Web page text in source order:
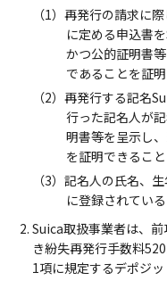
（1）再発行の請求に
に定める申込書
かつ公的証明書
であることを証
（2）再発行する記名
行った記名人が
明書等を呈示し
を証明できること
（3）記名人の氏名、
に登録されてい
Suica取扱事業者は、
き紛失再発行手数料
1項に規定するデポジッ